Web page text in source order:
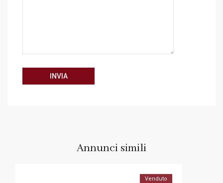
Annunci simili
Venduto